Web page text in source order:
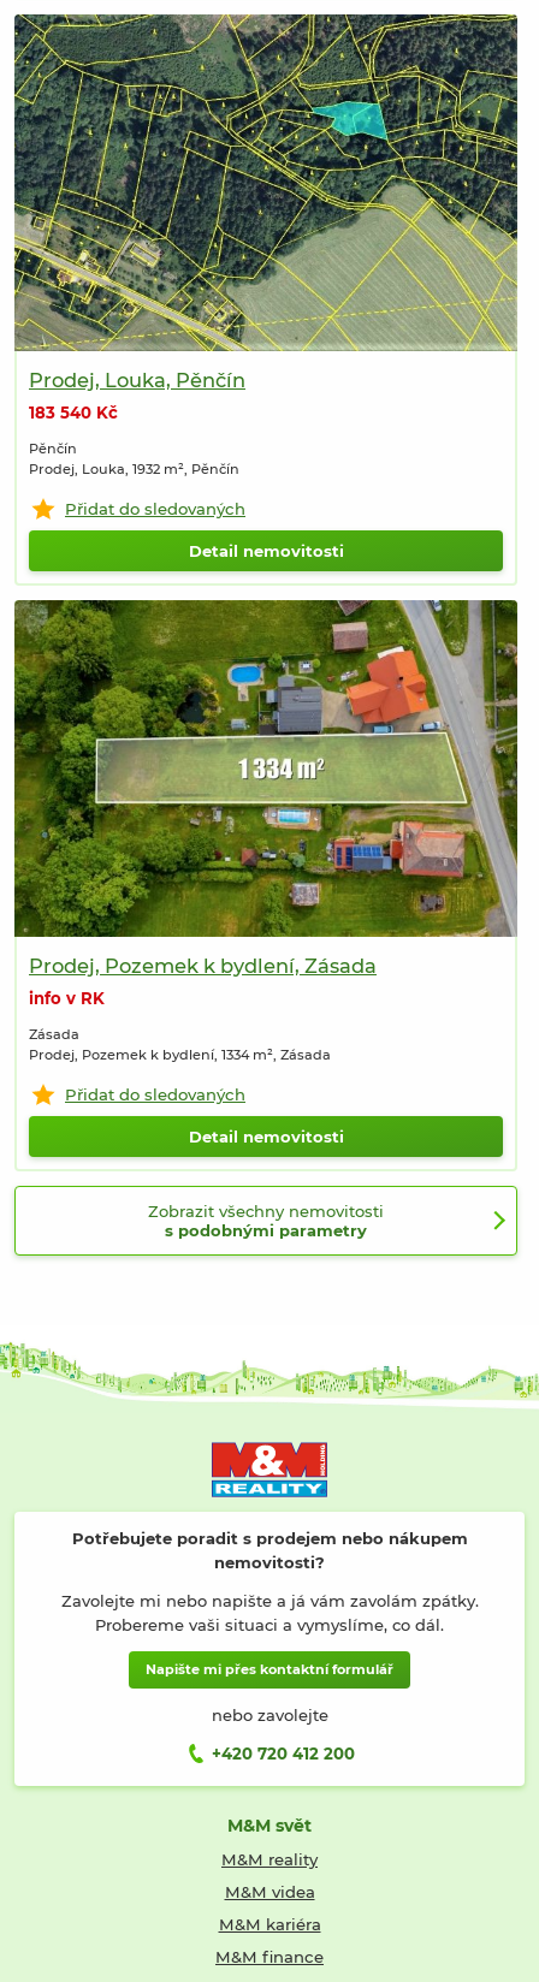
Prodej, Louka, Pěnčín
183 540 Kč
Pěnčín
Prodej, Louka, 1932 m², Pěnčín
Přidat do sledovaných
Detail nemovitosti
Prodej, Pozemek k bydlení, Zásada
info v RK
Zásada
Prodej, Pozemek k bydlení, 1334 m², Zásada
Přidat do sledovaných
Detail nemovitosti
Zobrazit všechny nemovitosti
s podobnými parametry
Potřebujete poradit s prodejem nebo nákupem
nemovitosti?
Zavolejte mi nebo napište a já vám zavolám zpátky.
Probereme vaši situaci a vymyslíme, co dál.
Napište mi přes kontaktní formulář
nebo zavolejte
+420 720 412 200
M&M svět
M&M reality
M&M videa
M&M kariéra
M&M finance